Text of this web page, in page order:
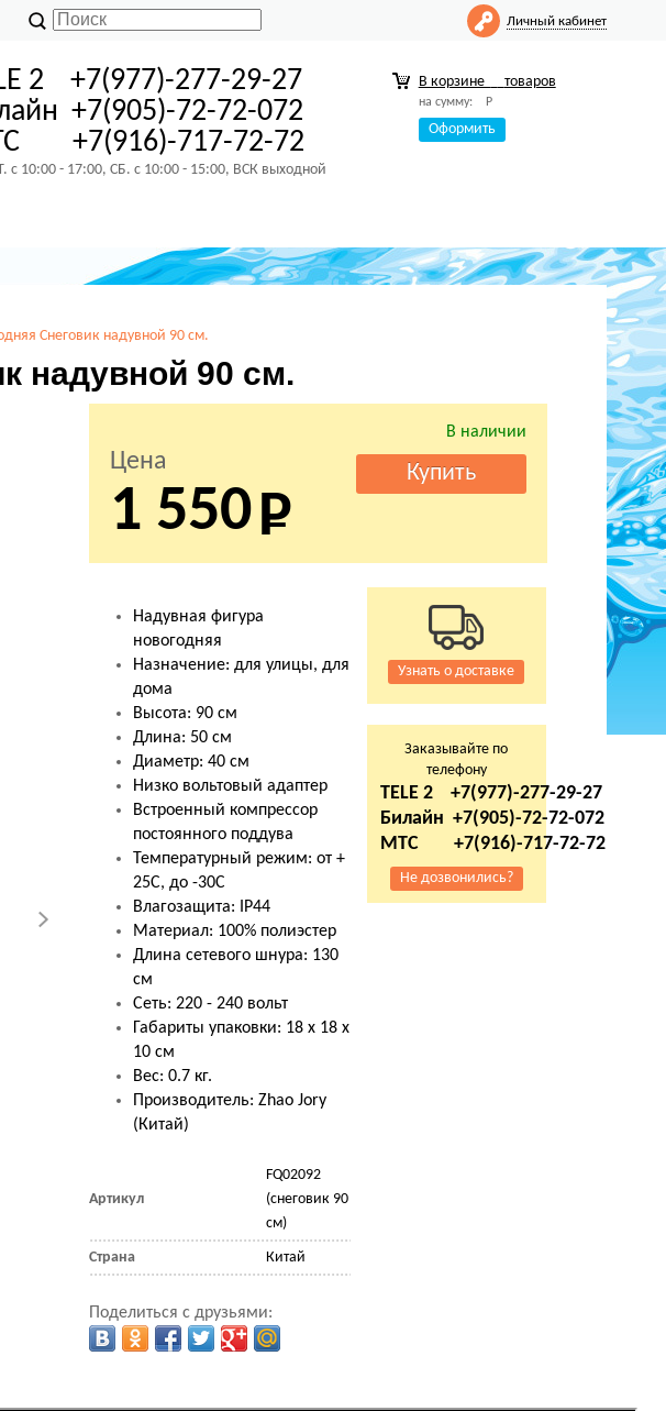
Личный кабинет
2 +7(977)-277-29-27
+7(905)-72-72-072
+7(916)-717-72-72
с 10:00 - 17:00, СБ. с 10:00 - 15:00, ВСК выходной
В корзине товаров
на сумму: Р
Оформить
Снеговик надувной 90 см.
надувной 90 см.
В наличии
Цена
1 550
Надувная фигура
новогодняя
Назначение: для улицы, для
дома
Высота: 90 см
Длина: 50 см
Диаметр: 40 см
Низко вольтовый адаптер
Встроенный компрессор
постоянного поддува
Температурный режим: от +
25С, до -30С
Влагозащита: IP44
Материал: 100% полиэстер
Длина сетевого шнура: 130
см
Сеть: 220 - 240 вольт
Габариты упаковки: 18 х 18 х
10 см
Вес: 0.7 кг.
Производитель: Zhao Jory
(Китай)
Артикул
FQ02092
(снеговик 90
см)
Страна Китай
Поделиться с друзьями:
Узнать о доставке
Заказывайте по
телефону
TELE 2 +7(977)-277-29-27
Билайн +7(905)-72-72-072
МТС +7(916)-717-72-72
Не дозвонились?